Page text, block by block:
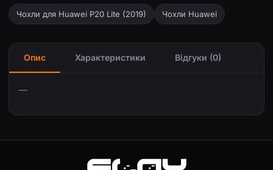
Чохли для Huawei P20 Lite (2019) Чохли Huawei
Опис Характеристики Відгуки (0)
—